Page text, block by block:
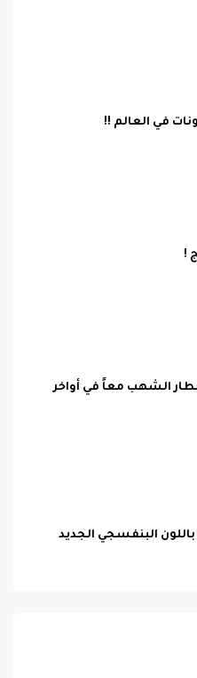
في العالم !!
!
الشهب معاً في أواخر
صورة مسربة تكشف iPhone 17 باللون البنفسجي الجديد